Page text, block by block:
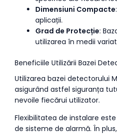
Dimensiuni Compacte
aplicații.
Grad de Protecție:
utilizarea în medii
Beneficiile Utilizării Bazei
Utilizarea bazei detectorului
asigurând astfel siguranța
nevoile fiecărui utilizator.
Flexibilitatea de instalare
de sisteme de alarmă. În